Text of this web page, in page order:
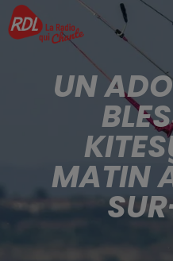
UN
MATIN